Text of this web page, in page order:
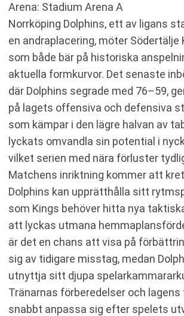
Arena: Stadium Arena A
Norrköping Dolphins, ett av ligans
en andraplacering, möter Södertälje
som både bär på historiska
aktuella formkurvor. Det senaste
där Dolphins segrade med 76–59,
på lagets offensiva och defensiva
som kämpar i den lägre halvan av
lyckats omvandla sin potential i
vilket serien med nära förluster
Matchens inriktning kommer att
Dolphins kan upprätthålla sitt
som Kings behöver hitta nya
att lyckas utmana
är det en chans att visa på
sig av tidigare misstag, medan
utnyttja sitt djupa
Tränarnas förberedelser och
snabbt anpassa sig efter spelets